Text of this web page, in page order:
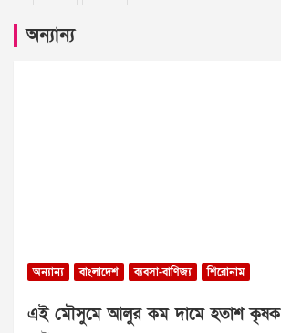
অন্যান্য
অন্যান্য বাংলাদেশ ব্যবসা-বাণিজ্য শিরোনাম
এই মৌসুমে আলুর কম দামে হতাশ কৃষক